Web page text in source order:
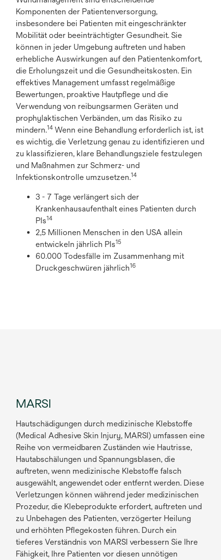
Komponenten der Patientenversorgung,
insbesondere bei Patienten mit eingeschränkter
Mobilität oder beeinträchtigter Gesundheit. Sie
können in jeder Umgebung auftreten und haben
erhebliche Auswirkungen auf den Patientenkomfort,
die Erholungszeit und die Gesundheitskosten. Ein
effektives Management umfasst regelmäßige
Bewertungen, proaktive Hautpflege und die
Verwendung von reibungsarmen Geräten und
prophylaktischen Verbänden, um das Risiko zu
mindern.14 Wenn eine Behandlung erforderlich ist, ist
es wichtig, die Verletzung genau zu identifizieren und
zu klassifizieren, klare Behandlungsziele festzulegen
und Maßnahmen zur Schmerz- und
Infektionskontrolle umzusetzen.14
3 - 7 Tage verlängert sich der
Krankenhausaufenthalt eines Patienten durch
PIs14
2,5 Millionen Menschen in den USA allein
entwickeln jährlich PIs15
60.000 Todesfälle im Zusammenhang mit
Druckgeschwüren jährlich16
MARSI
Hautschädigungen durch medizinische Klebstoffe
(Medical Adhesive Skin Injury, MARSI) umfassen eine
Reihe von vermeidbaren Zuständen wie Hautrisse,
Hautabschälungen und Spannungsblasen, die
auftreten, wenn medizinische Klebstoffe falsch
ausgewählt, angewendet oder entfernt werden. Diese
Verletzungen können während jeder medizinischen
Prozedur, die Klebeprodukte erfordert, auftreten und
zu Unbehagen des Patienten, verzögerter Heilung
und erhöhten Pflegekosten führen. Durch ein
tieferes Verständnis von MARSI verbessern Sie Ihre
Fähigkeit, Ihre Patienten vor diesen unnötigen